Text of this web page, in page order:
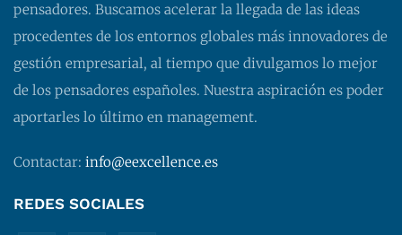
pensadores. Buscamos acelerar la llegada de las ideas
procedentes de los entornos globales más innovadores de
gestión empresarial, al tiempo que divulgamos lo mejor
de los pensadores españoles. Nuestra aspiración es poder
aportarles lo último en management.
Contactar: info@eexcellence.es
REDES SOCIALES